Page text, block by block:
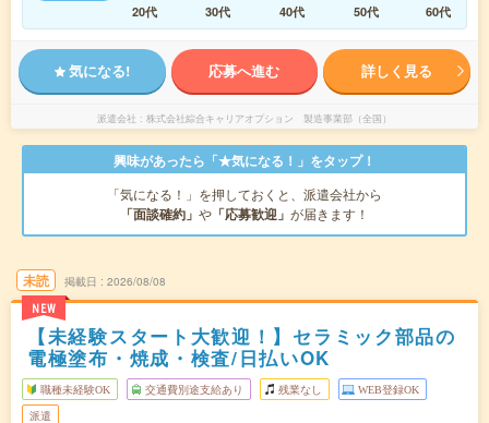
20代
30代 40代 50代 60代
気になる! 応募へ進む 詳しく見る
派遣会社 株式会社綜合キャリアオプション 製造事業部（全国）
興味があったら「★気になる！」をタップ！
「気になる！」を押しておくと、派遣会社から
「面談確約」 や 「応募歓迎」 が届きます！
未読
NEW
掲載日 2026/08/08
【未経験スタート大歓迎！】セラミック部品の
電極塗布・焼成・検査/日払いOK
職種未経験OK 交通費別途支給あり 残業なし WEB登録OK
派遣